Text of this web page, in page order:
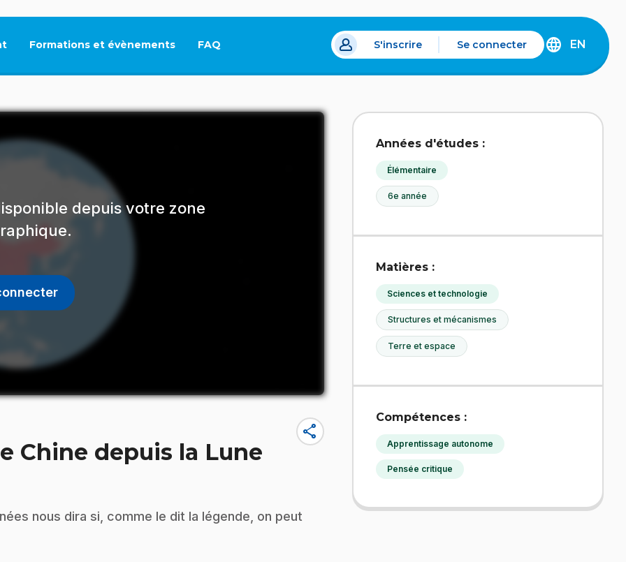
Formations et évènements FAQ
Ce lien s'ouvrira dans un nouvel onglet.
S'inscrire Se connecter
DISCOVER
EN
depuis votre zone
Chine depuis la Lune
share
nous dira si, comme le dit la légende, on peut
Années d'études :
Élémentaire
6e année
Matières :
Sciences et technologie
Structures et mécanismes
Terre et espace
Compétences :
Apprentissage autonome
Pensée critique